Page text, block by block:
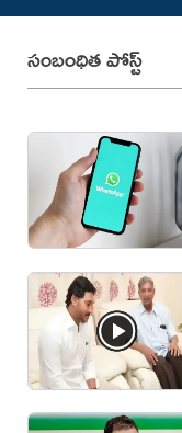
సంబంధిత పోస్ట్